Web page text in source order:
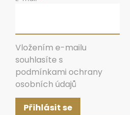
Vložením e-mailu
souhlasíte s
podmínkami ochrany
osobních údajů
Přihlásit se